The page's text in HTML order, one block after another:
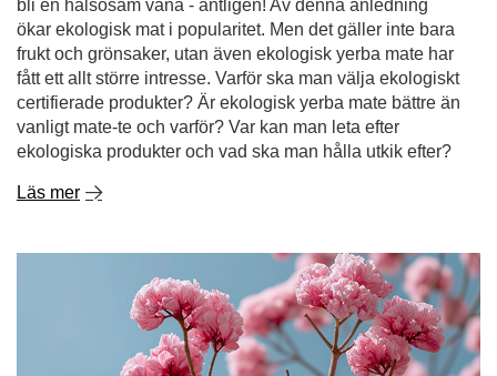
ekologiska produkter och vad ska man hålla utkik efter?
Läs mer